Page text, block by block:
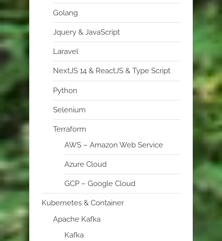
Golang
Jquery & JavaScript
Laravel
NextJS 14 & ReactJS & Type Script
Python
Selenium
Terraform
AWS – Amazon Web Service
Azure Cloud
GCP – Google Cloud
Kubernetes & Container
Apache Kafka
Kafka